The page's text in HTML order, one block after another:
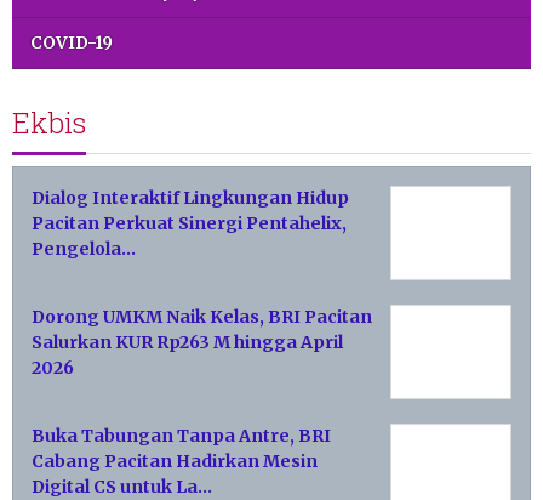
COVID-19
Ekbis
Dialog Interaktif Lingkungan Hidup
Pacitan Perkuat Sinergi Pentahelix,
Pengelola…
Dorong UMKM Naik Kelas, BRI Pacitan
Salurkan KUR Rp263 M hingga April
2026
Buka Tabungan Tanpa Antre, BRI
Cabang Pacitan Hadirkan Mesin
Digital CS untuk La…